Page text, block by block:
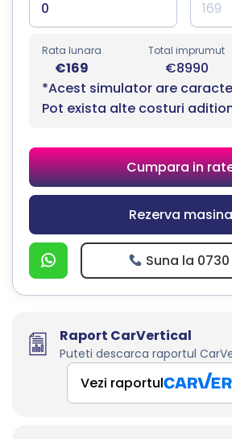
Rata lunara
€169
Total imprumut
€8990
*Acest simulator are
Pot exista alte costuri
Cumpara in
Rezerva masina
Suna la
Raport CarVertical
Puteti descarca raportul
Vezi raportul